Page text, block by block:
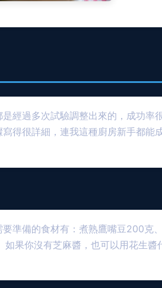
經過多次試驗調整出來的，成功率
得很詳細，連我這種廚房新手都能
準備的食材有：煮熟鷹嘴豆200克
如果你沒有芝麻醬，也可以用花生醬